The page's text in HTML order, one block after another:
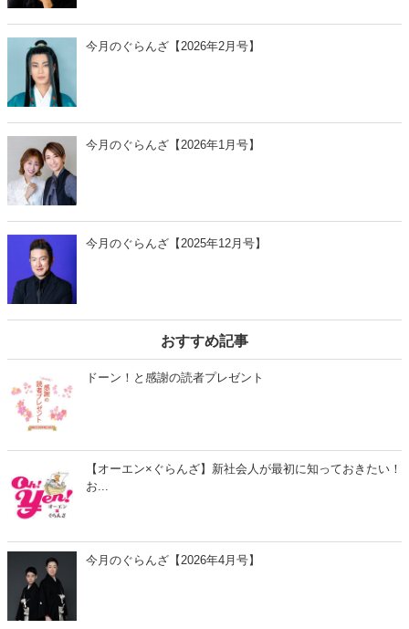
今月のぐらんざ【2026年2月号】
今月のぐらんざ【2026年1月号】
今月のぐらんざ【2025年12月号】
おすすめ記事
ドーン！と感謝の読者プレゼント
【オーエン×ぐらんざ】新社会人が最初に知っておきたい！
お...
今月のぐらんざ【2026年4月号】